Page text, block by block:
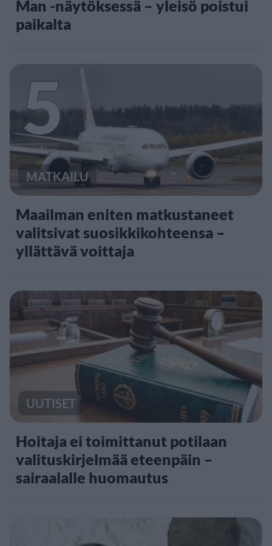
Man -näytöksessä – yleisö poistui
paikalta
5
MATKAILU
Maailman eniten matkustaneet
valitsivat suosikkikohteensa –
yllättävä voittaja
UUTISET
Hoitaja ei toimittanut potilaan
valituskirjelmää eteenpäin –
sairaalalle huomautus